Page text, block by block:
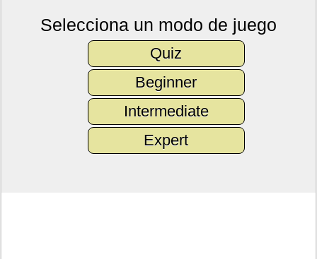
Selecciona un modo de juego
Quiz
Beginner
Intermediate
Expert